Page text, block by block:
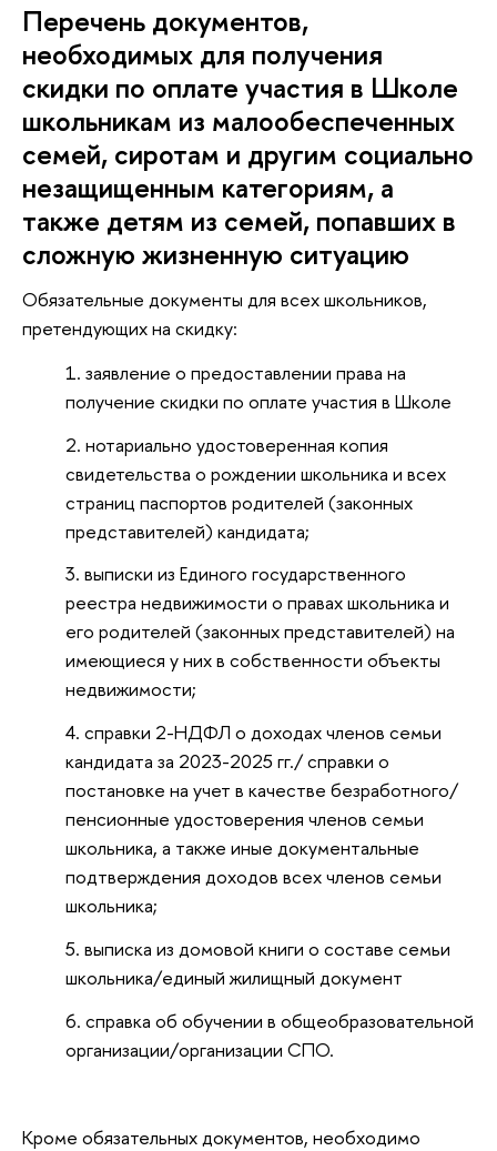
Перечень документов,
необходимых для получения
скидки по оплате участия в Школе
школьникам из малообеспеченных
семей, сиротам и другим социально
незащищенным категориям, а
также детям из семей, попавших в
сложную жизненную ситуацию
Обязательные документы для всех школьников,
претендующих на скидку:
заявление о предоставлении права на
получение скидки по оплате участия в Школе
нотариально удостоверенная копия
свидетельства о рождении школьника и всех
страниц паспортов родителей (законных
представителей) кандидата;
выписки из Единого государственного
реестра недвижимости о правах школьника и
его родителей (законных представителей) на
имеющиеся у них в собственности объекты
недвижимости;
справки 2-НДФЛ о доходах членов семьи
кандидата за 2023-2025 гг./ справки о
постановке на учет в качестве безработного/
пенсионные удостоверения членов семьи
школьника, а также иные документальные
подтверждения доходов всех членов семьи
школьника;
выписка из домовой книги о составе семьи
школьника/единый жилищный документ
справка об обучении в общеобразовательной
организации/организации СПО.
Кроме обязательных документов, необходимо